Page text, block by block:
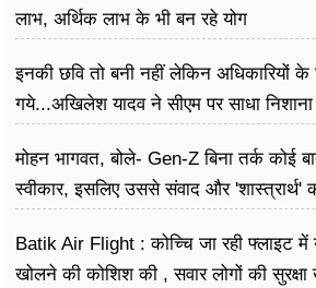
लाभ, अर्थिक लाभ के भी बन रहे योग
इनकी छवि तो बनी नहीं लेकिन अधिकारियों
गये...अखिलेश यादव ने सीएम पर साधा​ निशाना
मोहन भागवत, बोले- Gen-Z बिना तर्क कोई
स्वीकार, इसलिए उससे संवाद और
Batik Air Flight : कोच्चि जा रही फ्लाइट में
खोलने की कोशिश की , सवार लोगों की